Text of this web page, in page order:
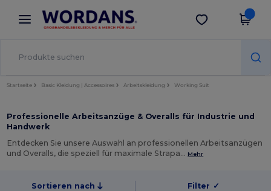
× Wordans App
Bessere Preise in der App!
App holen
Startseite Basic Kleidung | Accessoires Arbeitskleidung Working Suit
Professionelle Arbeitsanzüge & Overalls für Industrie und
Handwerk
Entdecken Sie unsere Auswahl an professionellen Arbeitsanzügen
und Overalls, die speziell für maximale Strapa… Mehr
Sortieren nach Filter ✓